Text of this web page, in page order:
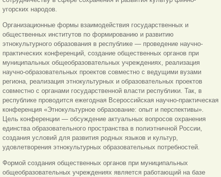
угорских народов.
Организационные формы взаимодействия государственных и
общественных институтов по формированию и развитию
этнокультурного образования в республике — проведение научно-
практических конференций, создание общественных органов при
муниципальных общеобразовательных учреждениях, реализация
научно-образовательных проектов совместно с ведущими вузами
региона, реализация этнокультурных и образовательных проектов
совместно с органами государственной власти республики. Так, в
республике проводится ежегодная Всероссийская научно-практическая
конференция «Этнокультурное образование: опыт и перспективы».
Цель конференции — обсуждение актуальных вопросов охранения
единства образовательного пространства в полиэтничной России,
создания условий для развития родных языков и культур,
удовлетворения этнокультурных образовательных потребностей.
Формой создания общественных органов при муниципальных
общеобразовательных учреждениях является работающий на базе